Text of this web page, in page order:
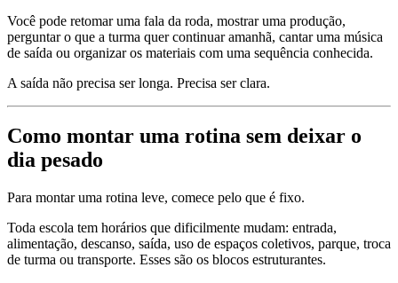
Você pode retomar uma fala da roda, mostrar uma produção,
perguntar o que a turma quer continuar amanhã, cantar uma música
de saída ou organizar os materiais com uma sequência conhecida.
A saída não precisa ser longa. Precisa ser clara.
Como montar uma rotina sem deixar o
dia pesado
Para montar uma rotina leve, comece pelo que é fixo.
Toda escola tem horários que dificilmente mudam: entrada,
alimentação, descanso, saída, uso de espaços coletivos, parque, troca
de turma ou transporte. Esses são os blocos estruturantes.